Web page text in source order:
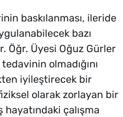
baskılanması, ileride
bazı
Öğr. Üyesi Oğuz Gürler
olmadığını
iyileştirecek bir
olarak zorlayan bir
çalışma